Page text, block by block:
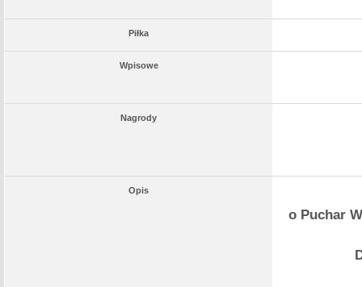
Piłka
Wpisowe
Nagrody
Opis
o Puchar